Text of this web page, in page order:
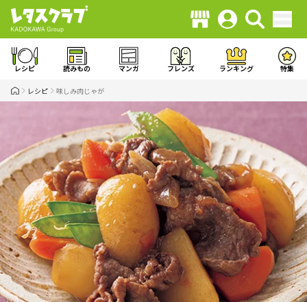
レシピ 読みもの マンガ フレンズ ランキング 特集
レシピ 味しみ肉じゃが